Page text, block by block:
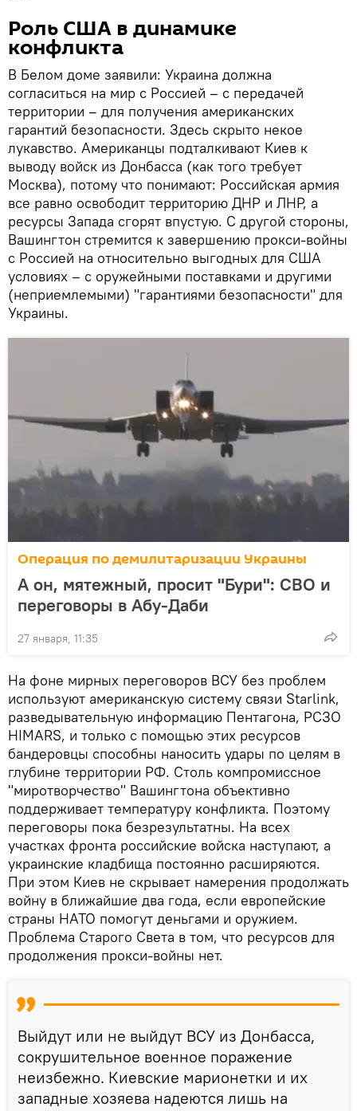
Роль США в динамике
конфликта
В Белом доме заявили: Украина должна
согласиться на мир с Россией – с передачей
территории – для получения американских
гарантий безопасности. Здесь скрыто некое
лукавство. Американцы подталкивают Киев к
выводу войск из Донбасса (как того требует
Москва), потому что понимают: Российская армия
все равно освободит территорию ДНР и ЛНР, а
ресурсы Запада сгорят впустую. С другой стороны,
Вашингтон стремится к завершению прокси-войны
с Россией на относительно выгодных для США
условиях – с оружейными поставками и другими
(неприемлемыми) "гарантиями безопасности" для
Украины.
Операция по демилитаризации Украины
А он, мятежный, просит "Бури": СВО и
переговоры в Абу-Даби
27 января, 11:35
На фоне мирных переговоров ВСУ без проблем
используют американскую систему связи Starlink,
разведывательную информацию Пентагона, РСЗО
HIMARS, и только с помощью этих ресурсов
бандеровцы способны наносить удары по целям в
глубине территории РФ. Столь компромиссное
"миротворчество" Вашингтона объективно
поддерживает температуру конфликта. Поэтому
переговоры пока безрезультатны. На всех
участках фронта российские войска наступают, а
украинские кладбища постоянно расширяются.
При этом Киев не скрывает намерения продолжать
войну в ближайшие два года, если европейские
страны НАТО помогут деньгами и оружием.
Проблема Старого Света в том, что ресурсов для
продолжения прокси-войны нет.
Выйдут или не выйдут ВСУ из Донбасса,
сокрушительное военное поражение
неизбежно. Киевские марионетки и их
западные хозяева надеются лишь на